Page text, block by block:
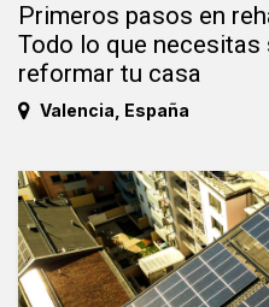
Primeros pasos en
Todo lo que necesitas
reformar tu casa
Valencia España